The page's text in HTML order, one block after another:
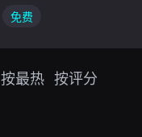
免费
按最热 按评分